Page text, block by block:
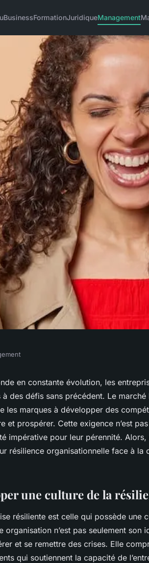
BusinessFormationJuridiqueManagement
en constante évolution, les
des défis sans précédent. Le
les marques à développer des
et prospérer. Cette exigence n’est
impérative pour leur pérennité.
résilience organisationnelle face à la
une culture de la
résiliente est celle qui possède une
organisation n’est pas seulement son
et se remettre des crises. Elle
qui soutiennent la capacité de